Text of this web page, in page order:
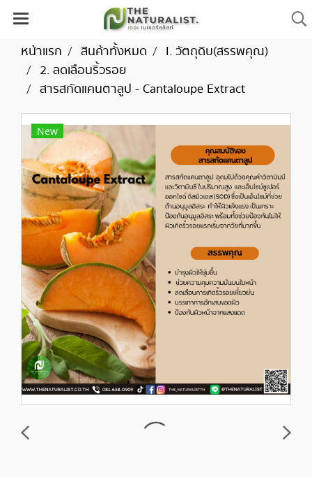
หน้าแรก สินค้าทั้งหมด
I. วัตถุดิบ(สรรพคุณ)
2. ลดเลือนริ้วรอย
สารสกัดแคนตาลูป - Cantaloupe Extract
New